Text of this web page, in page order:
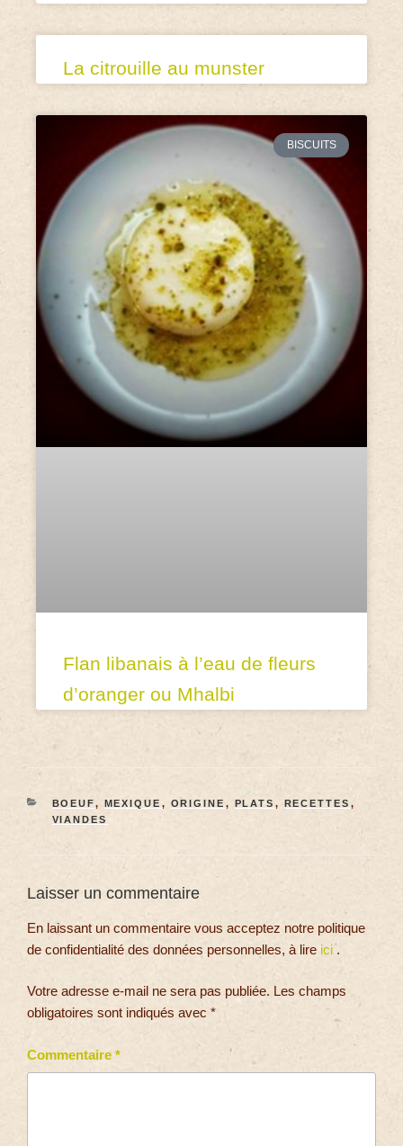
La citrouille au munster
BISCUITS
Flan libanais à l’eau de fleurs
d’oranger ou Mhalbi
BOEUF, MEXIQUE , ORIGINE , PLATS , RECETTES ,
VIANDES
Laisser un commentaire
En laissant un commentaire vous acceptez notre politique
de confidentialité des données personnelles, à lire ici.
Votre adresse e-mail ne sera pas publiée. Les champs
obligatoires sont indiqués avec *
Commentaire *